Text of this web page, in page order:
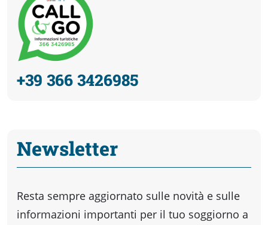
+39 366 3426985
Newsletter
Resta sempre aggiornato sulle novità e sulle
informazioni importanti per il tuo soggiorno a